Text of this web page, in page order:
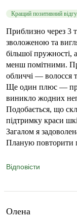
Кращий позитивний
Приблизно через 3
зволоженою та
більшої пружності,
менш помітними.
обличчі — волосся
Ще один плюс —
виникло жодних
Подобається, що
підтримку краси
Загалом я
Планую повторити
Відповісти
Олена